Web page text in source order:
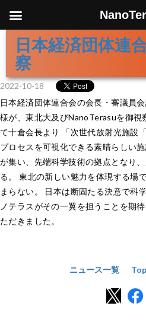
日本経済団体連
察
2022-10-18
日本経済団体連合会の会長・審議員
様が、東北大及びNanoTerasuを御視
て十倉会長より 「次世代放射光施設
プロセスを可視化できる素晴らしい
が集い、先端科学技術の拠点となり
る。 東北の新しい魅力を体現する場
まらない。 日本は断固たる決意で科
ノテラスがその一翼を担うことを期
ただきました。
ニュース一覧